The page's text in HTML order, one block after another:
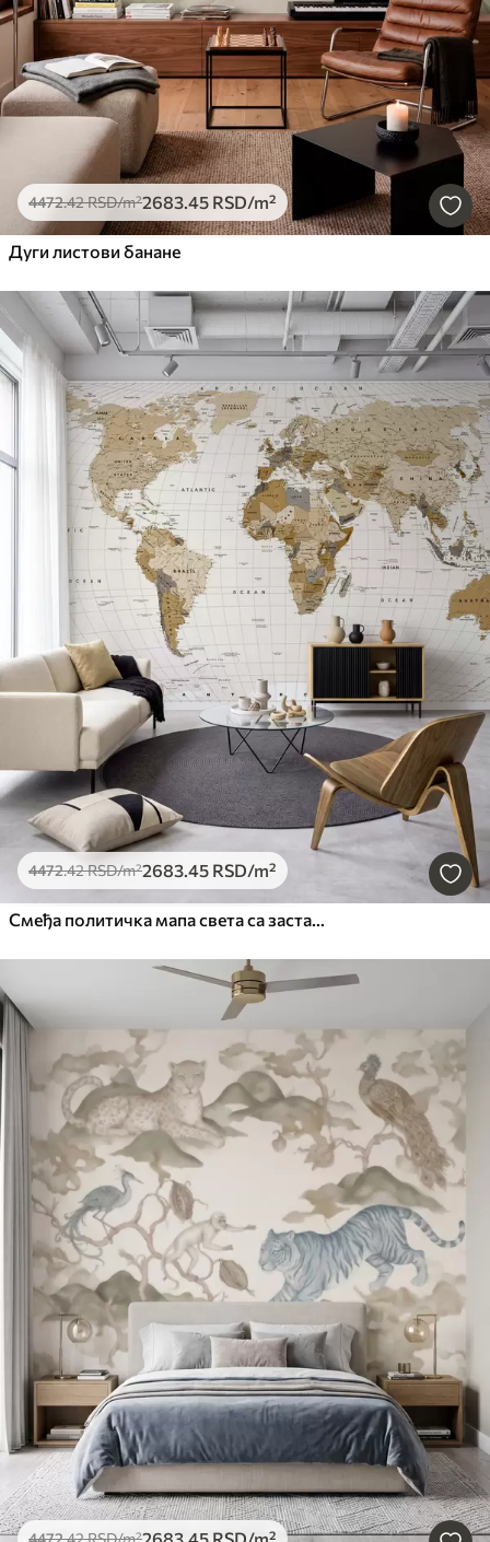
4472.42RSD/m²2683.45 RSD/m²
Дуги листови банане
4472.42RSD/m²2683.45 RSD/m²
Смеђа политичка мапа света са заставама на енглеском језику